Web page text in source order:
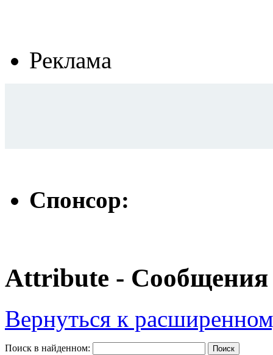
Реклама
Спонсор:
Attribute - Сообщения
Вернуться к
Поиск в найденном: